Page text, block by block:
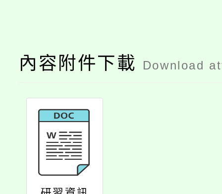
內容附件下載 Download